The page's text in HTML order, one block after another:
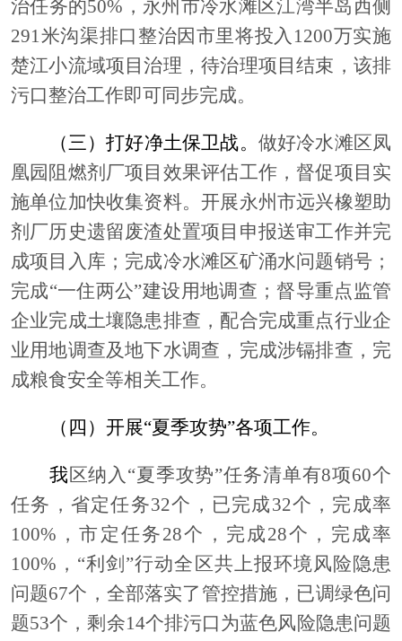
治任务的50%，永州市冷水滩区江湾半岛西侧
291米沟渠排口整治因市里将投入1200万实施
楚江小流域项目治理，待治理项目结束，该排
污口整治工作即可同步完成。
（三）打好净土保卫战。 做好冷水滩区凤
凰园阻燃剂厂项目效果评估工作，督促项目实
施单位加快收集资料。开展永州市远兴橡塑助
剂厂历史遗留废渣处置项目申报送审工作并完
成项目入库；完成冷水滩区矿涌水问题销号；
完成“一住两公”建设用地调查；督导重点监管
企业完成土壤隐患排查，配合完成重点行业企
业用地调查及地下水调查，完成涉镉排查，完
成粮食安全等相关工作。
（四）开展“夏季攻势”各项工作。
我区纳入 “夏季攻势”任务清单有8项60个
任务，省定任务32个，已完成32个，完成率
100%，市定任务28个，完成28个，完成率
100%，“利剑”行动全区共上报环境风险隐患
问题67个，全部落实了管控措施，已调绿色问
题53个，剩余14个排污口为蓝色风险隐患问题